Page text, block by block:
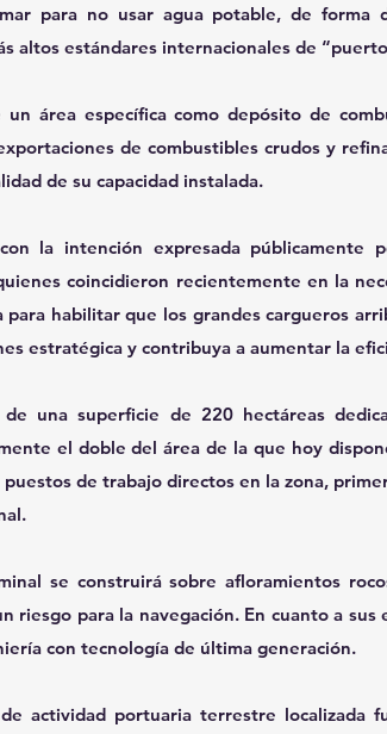
para no usar agua potable, de forma
altos estándares internacionales de
un área específica como depósito de
de combustibles crudos y
de su capacidad instalada.
la intención expresada públicamente
coincidieron recientemente en la
para habilitar que los grandes cargueros
estratégica y contribuya a aumentar la
una superficie de 220 hectáreas
el doble del área de la que hoy
de trabajo directos en la zona,
se construirá sobre afloramientos
riesgo para la navegación. En cuanto a sus
con tecnología de última generación.
actividad portuaria terrestre localizada